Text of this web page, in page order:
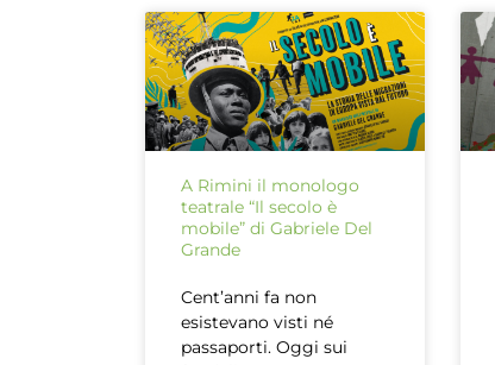
A Rimini il monologo
teatrale “Il secolo è
mobile” di Gabriele Del
Grande
Cent’anni fa non
esistevano visti né
passaporti. Oggi sui